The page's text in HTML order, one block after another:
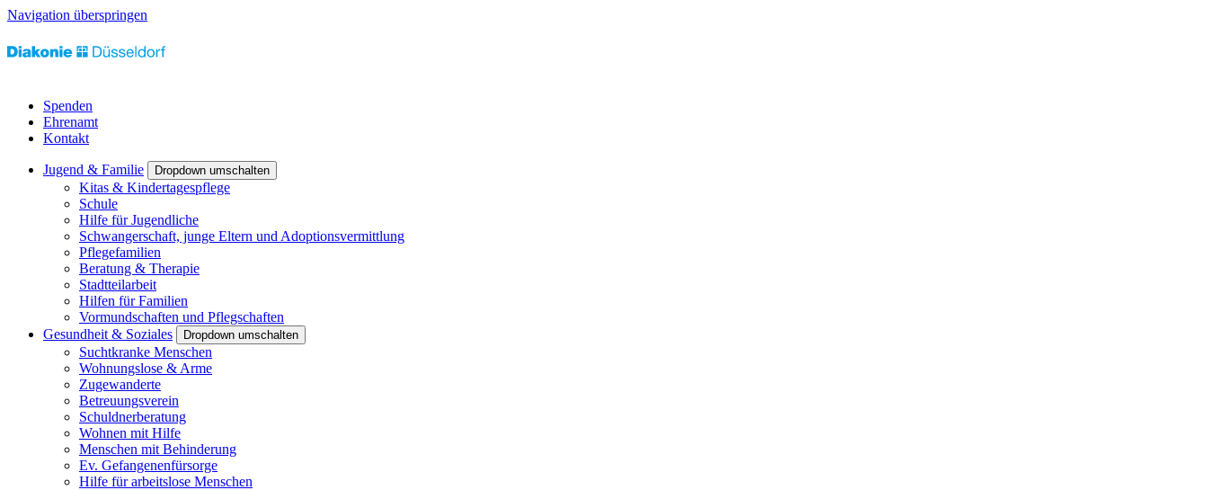
Navigation überspringen
Spenden
Ehrenamt
Kontakt
Jugend & Familie Dropdown umschalten
Kitas & Kindertagespflege
Schule
Hilfe für Jugendliche
Schwangerschaft, junge Eltern und Adoptionsvermittlung
Pflegefamilien
Beratung & Therapie
Stadtteilarbeit
Hilfen für Familien
Vormundschaften und Pflegschaften
Gesundheit & Soziales
Dropdown umschalten
Suchtkranke Menschen
Wohnungslose & Arme
Zugewanderte
Betreuungsverein
Schuldnerberatung
Wohnen mit Hilfe
Menschen mit Behinderung
Ev. Gefangenenfürsorge
Hilfe für arbeitslose Menschen